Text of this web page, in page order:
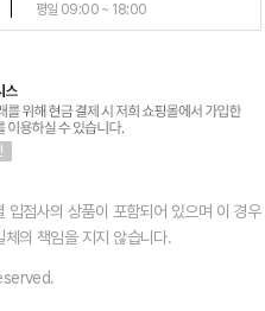
평일 09:00 ~ 18:00
입점사의 상품이 포함되어 있으며 이 경
의 책임을 지지 않습니다.